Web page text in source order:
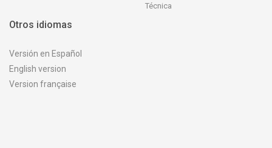
Técnica
Otros idiomas
Versión en Español
English version
Version française